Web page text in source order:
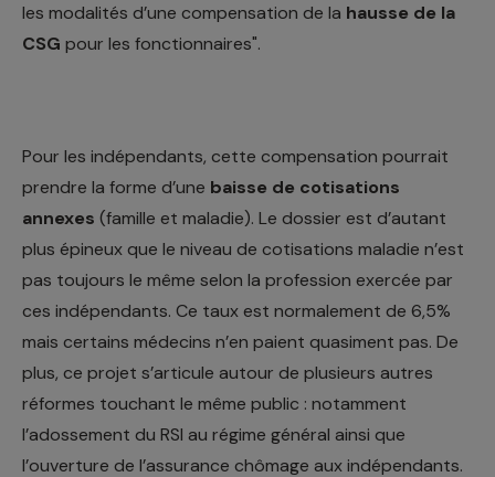
les modalités d’une compensation de la hausse de la
CSG pour les fonctionnaires".
Pour les indépendants, cette compensation pourrait
prendre la forme d’une baisse de cotisations
annexes (famille et maladie). Le dossier est d’autant
plus épineux que le niveau de cotisations maladie n’est
pas toujours le même selon la profession exercée par
ces indépendants. Ce taux est normalement de 6,5%
mais certains médecins n’en paient quasiment pas. De
plus, ce projet s’articule autour de plusieurs autres
réformes touchant le même public : notamment
l’adossement du RSI au régime général ainsi que
l’ouverture de l’assurance chômage aux indépendants.